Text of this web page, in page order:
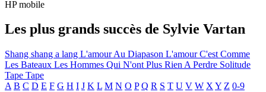
HP mobile
Les plus grands succès de Sylvie Vartan
Shang shang a lang L'amour Au Diapason L'amour C'est Comme
Les Bateaux Les Hommes Qui N'ont Plus Rien A Perdre Solitude
Tape Tape
A B C D E F G H I J K L M N O P Q R S T U V W X Y Z 0-9